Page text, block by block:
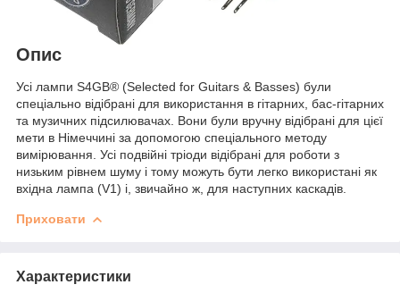
Опис
Усі лампи S4GB® (Selected for Guitars & Basses) були
спеціально відібрані для використання в гітарних, бас-гітарних
та музичних підсилювачах. Вони були вручну відібрані для цієї
мети в Німеччині за допомогою спеціального методу
вимірювання. Усі подвійні тріоди відібрані для роботи з
низьким рівнем шуму і тому можуть бути легко використані як
вхідна лампа (V1) і, звичайно ж, для наступних каскадів.
Приховати
Характеристики